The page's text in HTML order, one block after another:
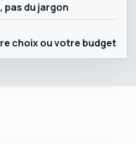
pas du jargon
choix ou votre budget